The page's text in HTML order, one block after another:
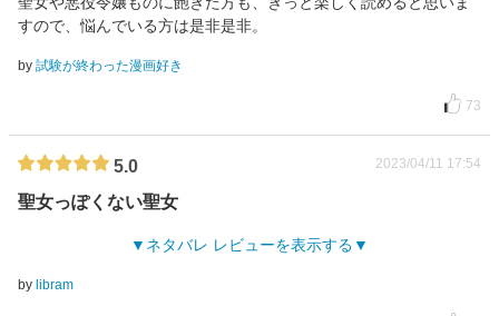
すので、悩んでいる方は是非是非。
by 試験が終わった漫画好き
73
5.0 2023/04/11 17:54
聖女っぽくない聖女
ネタバレ レビューを表示する
by libram